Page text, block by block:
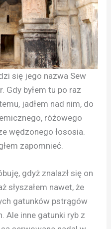
się jego nazwa Sew
Gdy byłem tu po raz
jadłem nad nim, do
różowego
wędzonego łososia.
zapomnieć.
gdyż znalazł się on
słyszałem nawet, że
gatunków pstrągów
Ale inne gatunki ryb z